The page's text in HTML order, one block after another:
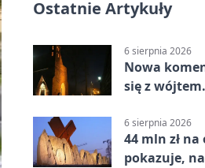
Ostatnie Artykuły
6 sierpnia 2026
Nowa
się z
6 sierpnia 2026
44 mln zł
pokazuje,